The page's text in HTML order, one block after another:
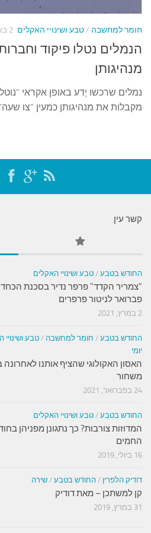
עצות סבתא
סבתא מספרת
נווה הבלוגים
קשר משפחתי
פינת הנכד
כתבו אלינו
חומר למחשבה /טבע ושינויי האקלים 2 באוגוסט, 2015
הנמלים נטלו פיקוד
מנהיגותן
נמלים שרכשו יֶדע באופן אקראי
מקבלות את מנהיגותן כמעין "צו
קשר עין
החודש בטבע / טבע ושינויי האקלים
"צמריר הקדד" פרפר נדיר בסכנת
פברואר לניטור פרפרים
2 במרץ, 2021
החודש בטבע / חומר למחשבה /טבע ושינויי
יומי
האסון האקולוגי שהציף אותנו
משחור
24 בפברואר, 2021
החודש בטבע / טבע ושינויי האקלים
המדוזות צורבות? כך נתגונן מפניהן
החמים
16 ביולי, 2019
דודיק הלפרין / החודש בטבע / שירה
קן למשתכן – מאת דודיק
31 במרץ, 2019